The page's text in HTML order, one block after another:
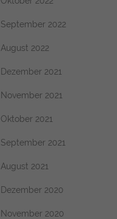
September 2022
August 2022
Dezember 2021
November 2021
Oktober 2021
September 2021
August 2021
Dezember 2020
November 2020